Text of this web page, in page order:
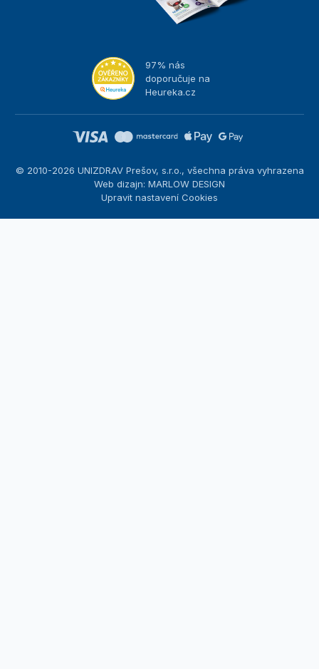
97% nás
doporučuje na
Heureka.cz
© 2010-2026 UNIZDRAV Prešov, s.r.o., všechna práva vyhrazena
Web dizajn: MARLOW DESIGN
Upravit nastavení Cookies